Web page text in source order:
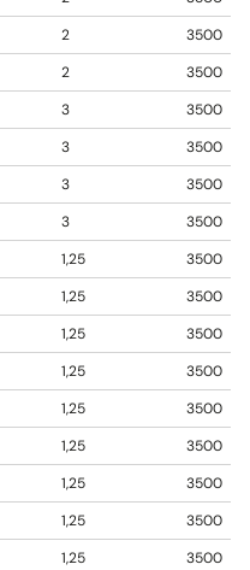
2
3500
2
3500
3
3500
3
3500
3
3500
3
3500
1,25
3500
1,25
3500
1,25
3500
1,25
3500
1,25
3500
1,25
3500
1,25
3500
1,25
3500
1,25
3500